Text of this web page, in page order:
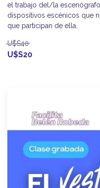
el trabajo del/la
dispositivos escénicos que
que participan de ella.
U$S40
U$S20